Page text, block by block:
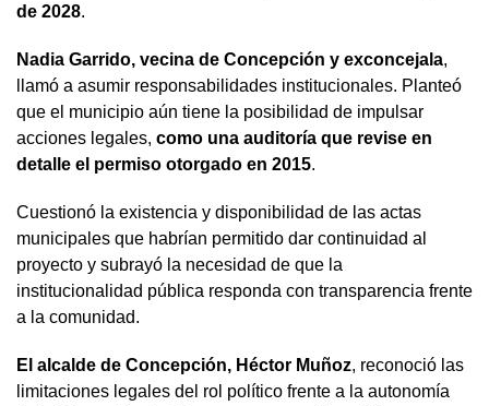
de 2028.
Nadia Garrido, vecina de Concepción y exconcejala,
llamó a asumir responsabilidades institucionales. Planteó
que el municipio aún tiene la posibilidad de impulsar
acciones legales, como una auditoría que revise en
detalle el permiso otorgado en 2015.
Cuestionó la existencia y disponibilidad de las actas
municipales que habrían permitido dar continuidad al
proyecto y subrayó la necesidad de que la
institucionalidad pública responda con transparencia frente
a la comunidad.
El alcalde de Concepción, Héctor Muñoz, reconoció las
limitaciones legales del rol político frente a la autonomía